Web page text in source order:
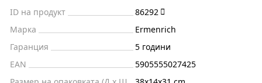
ID на продукт
86292
Марка
Ermenrich
Гаранция
5 години
EAN
5905555027425